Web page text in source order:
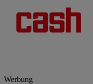
Werbung